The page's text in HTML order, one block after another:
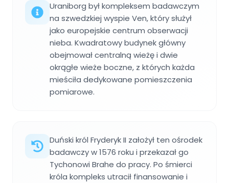
Uraniborg był kompleksem badawczym
na szwedzkiej wyspie Ven, który służył
jako europejskie centrum obserwacji
nieba. Kwadratowy budynek główny
obejmował centralną wieżę i dwie
okrągłe wieże boczne, z których każda
mieściła dedykowane pomieszczenia
pomiarowe.
Duński król Fryderyk II założył ten ośrodek
badawczy w 1576 roku i przekazał go
Tychonowi Brahe do pracy. Po śmierci
króla kompleks utracił finansowanie i